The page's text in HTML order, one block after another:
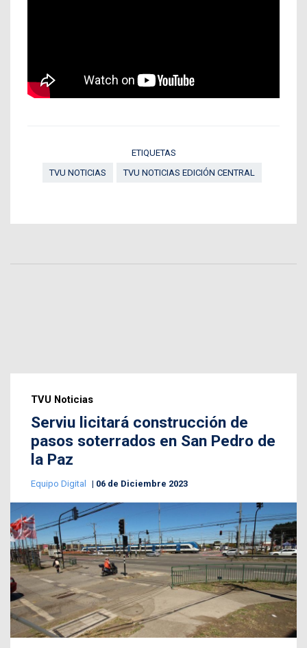
ETIQUETAS
TVU NOTICIAS
TVU NOTICIAS EDICIÓN CENTRAL
TVU Noticias
Serviu licitará construcción de
pasos soterrados en San Pedro de
la Paz
Equipo Digital 06 de Diciembre 2023